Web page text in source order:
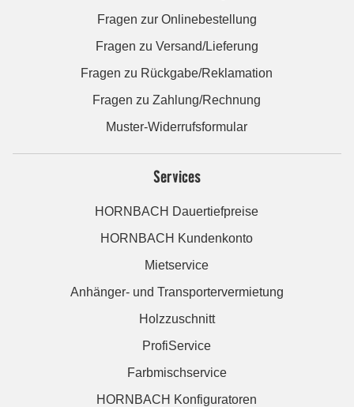
Fragen zur Onlinebestellung
Fragen zu Versand/Lieferung
Fragen zu Rückgabe/Reklamation
Fragen zu Zahlung/Rechnung
Muster-Widerrufsformular
Services
HORNBACH Dauertiefpreise
HORNBACH Kundenkonto
Mietservice
Anhänger- und Transportervermietung
Holzzuschnitt
ProfiService
Farbmischservice
HORNBACH Konfiguratoren